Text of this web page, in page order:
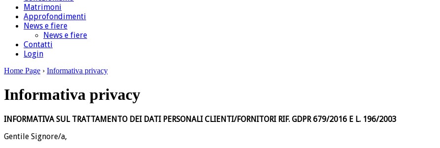
Matrimoni
Approfondimenti
News e fiere
News e fiere
Contatti
Login
Home Page › Informativa privacy
Informativa privacy
INFORMATIVA SUL TRATTAMENTO DEI DATI PERSONALI CLIENTI/FORNITORI RIF. GDPR 679/2016 E L. 196/2003
Gentile Signore/a,